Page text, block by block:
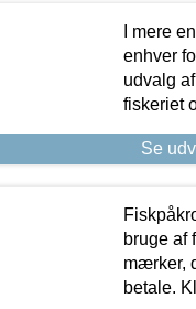
I mere
enhver
udvalg
fiskeriet
Se
bruge af
mærker,
betale.